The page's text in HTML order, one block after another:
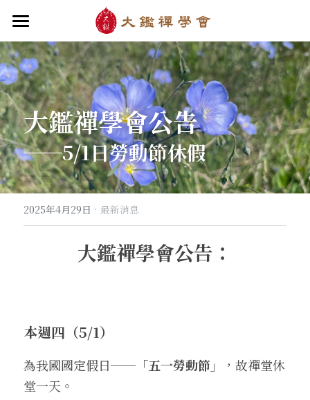
首頁
關於大鑑
成立緣起與宗旨
關於大鑑禪堂
道場內景
入會申請
大鑑導師
禪行者簡介
．梁寒衣
自畫像
．兩座山之間
．杏葉詩
．閱讀與人生（上）——談閱讀對自我生
命的啟發
梁寒衣著作（書目/序/評論）
最新消息/課程
芳嚴無涯/消息・活動
行向圓覺/課程・共修
教法/文章/思潮
華嚴智海/教觀、禪觀
宗門之眼/經藏之美
拄杖在手/隨身法藏
薔薇與棘原/現代小說・寓言小說・佛化小說
影之聲/電影內外觀
線上聆聽
【道德經】
搜索
聯絡我們
大鑑禪學會公告
──5/1日勞動節休假
2025年4月29日 · 最新消息
大鑑禪學會公告：
本週四（5/1）
為我國國定假日── 「五一勞動節」
，故禪堂休
堂一天。